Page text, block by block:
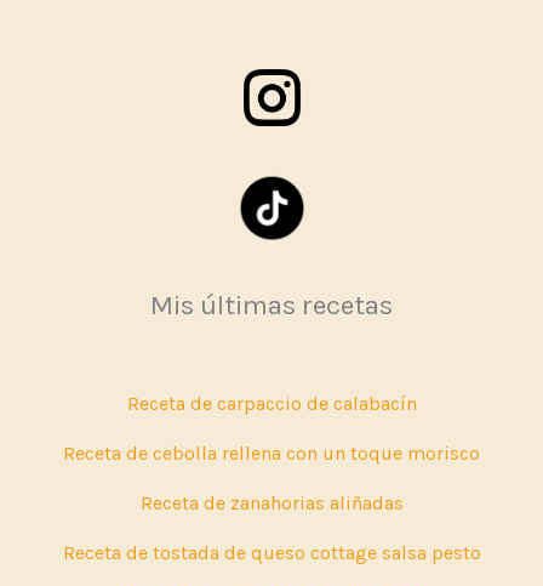
Mis últimas recetas
Receta de carpaccio de calabacín
Receta de cebolla rellena con un toque morisco
Receta de zanahorias aliñadas
Receta de tostada de queso cottage salsa pesto